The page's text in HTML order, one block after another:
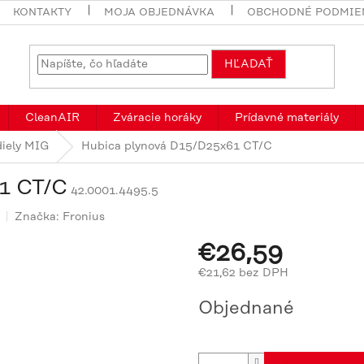
KONTAKTY MOJA OBJEDNÁVKA OBCHODNÉ
HĽADAŤ
CleanAIR Zváracie horáky Prídavné materiály
MIG Hubica plynová D15/D25x61 CT/C
CT/C 42.0001.4495.5
Značka: Fronius
€26,59
€21,62 bez DPH
cena:
Objednané